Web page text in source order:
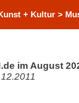
+ Kultur >
im August